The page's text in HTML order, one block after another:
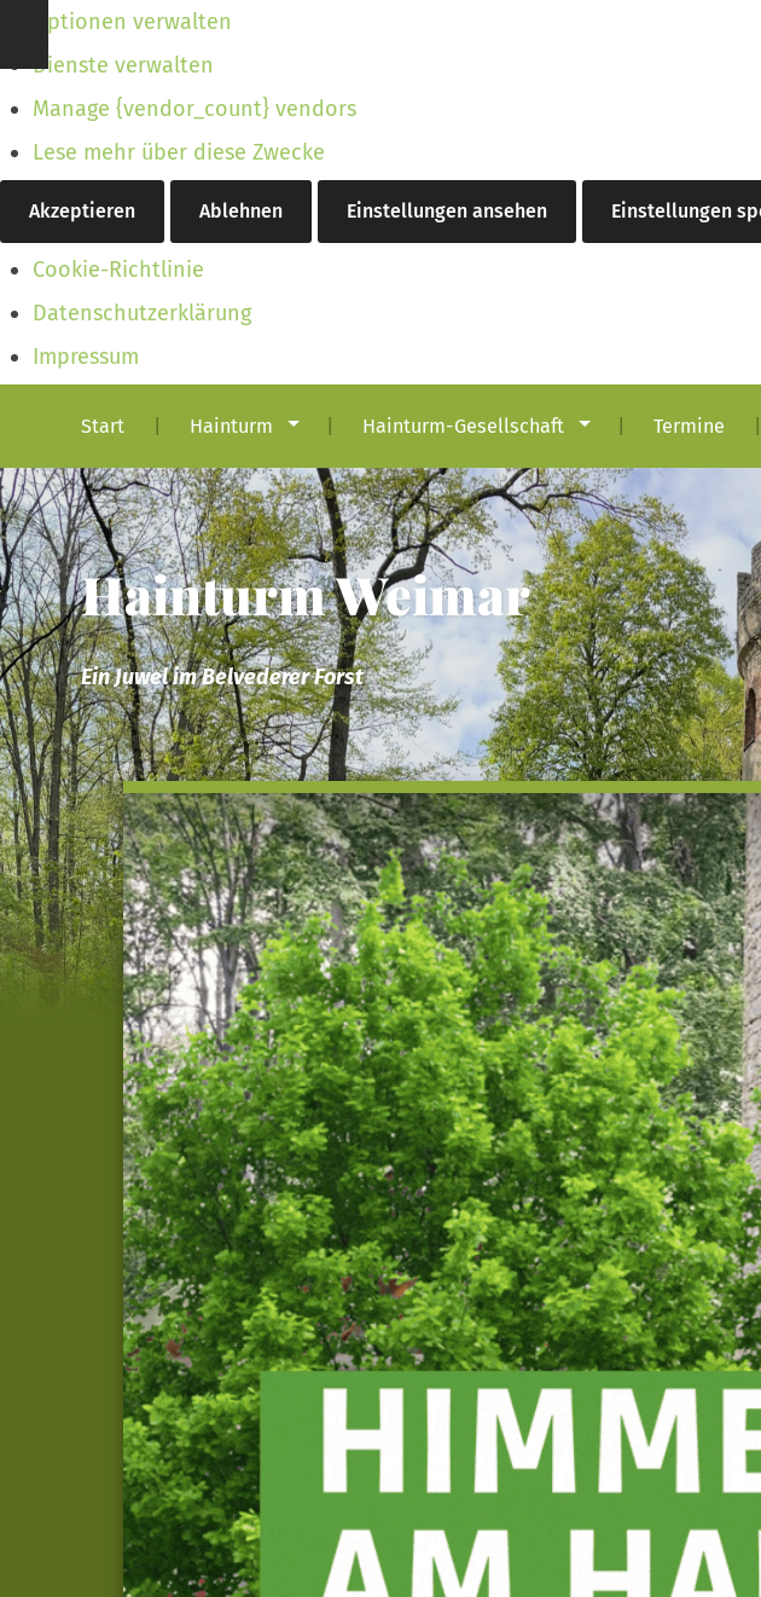
Optionen verwalten
Dienste verwalten
Manage {vendor_count} vendors
Lese mehr über diese Zwecke
Akzeptieren Ablehnen Einstellungen ansehen Einstellungen
Cookie-Richtlinie
Datenschutzerklärung
Impressum
Start Hainturm Hainturm-Gesellschaft Termine
Hainturm Weimar
Ein Juwel im Belvederer Forst